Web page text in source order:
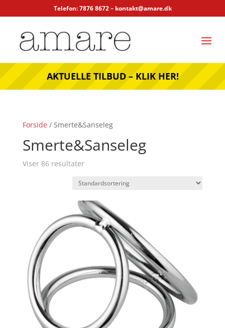
Telefon: 7876 8672 – kontakt@amare.dk
AKTUELLE TILBUD – KLIK HER!
Forside/ Smerte&Sanseleg
Smerte&Sanseleg
Viser 86 resultater